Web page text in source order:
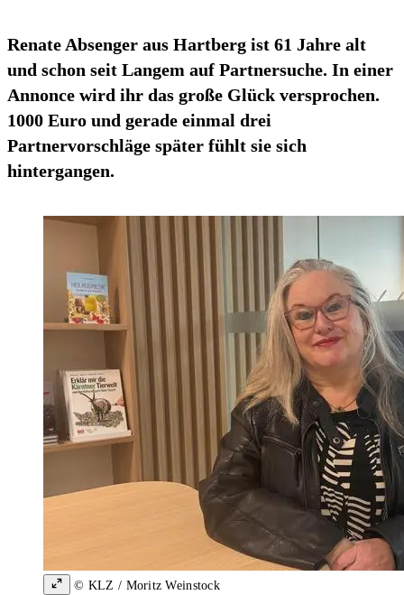
Renate Absenger aus Hartberg ist 61 Jahre alt
und schon seit Langem auf Partnersuche. In einer
Annonce wird ihr das große Glück versprochen.
1000 Euro und gerade einmal drei
Partnervorschläge später fühlt sie sich
hintergangen.
© KLZ / Moritz Weinstock